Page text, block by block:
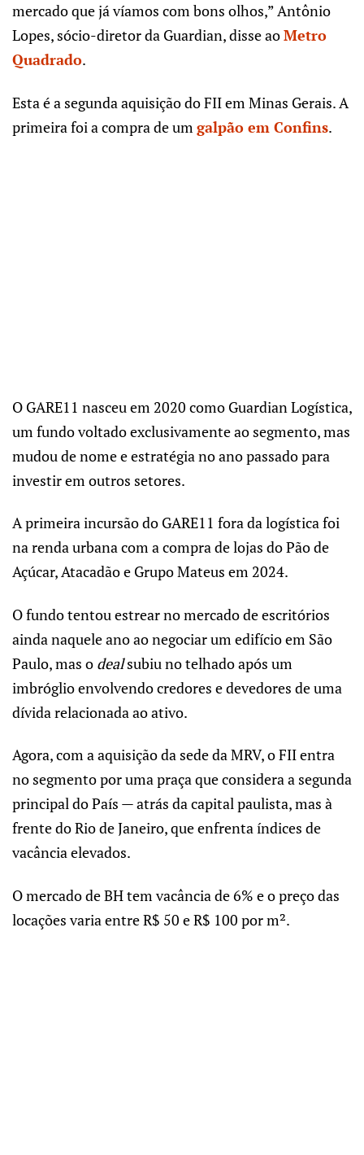
mercado que já víamos com bons olhos,” Antônio
Lopes, sócio-diretor da Guardian, disse aoMetro
Quadrado.
Esta é a segunda aquisição do FII em Minas Gerais. A
primeira foi a compra de um galpão em Confins.
O GARE11 nasceu em 2020 como Guardian Logística,
um fundo voltado exclusivamente ao segmento, mas
mudou de nome e estratégia no ano passado para
investir em outros setores.
A primeira incursão do GARE11 fora da logística foi
na renda urbana com a compra de lojas do Pão de
Açúcar, Atacadão e Grupo Mateus em 2024.
O fundo tentou estrear no mercado de escritórios
ainda naquele ano ao negociar um edifício em São
Paulo, mas o dealsubiu no telhado após um
imbróglio envolvendo credores e devedores de uma
dívida relacionada ao ativo.
Agora, com a aquisição da sede da MRV, o FII entra
no segmento por uma praça que considera a segunda
principal do País — atrás da capital paulista, mas à
frente do Rio de Janeiro, que enfrenta índices de
vacância elevados.
O mercado de BH tem vacância de 6% e o preço das
locações varia entre R$ 50 e R$ 100 por m².